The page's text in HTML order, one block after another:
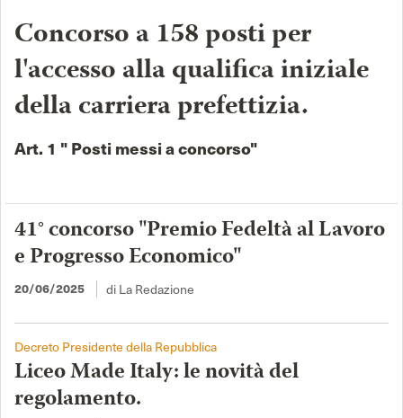
Concorso a 158 posti per
l'accesso alla qualifica iniziale
della carriera prefettizia.
Art. 1 " Posti messi a concorso"
41° concorso "Premio Fedeltà al Lavoro
e Progresso Economico"
20/06/2025 di La Redazione
Decreto Presidente della Repubblica
Liceo Made Italy: le novità del
regolamento.